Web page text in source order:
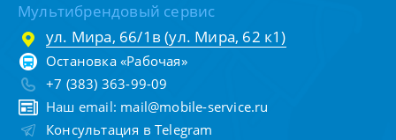
Мультибрендовый сервис
ул. Мира, 66/1в (ул. Мира, 62 к1)
Остановка «Рабочая»
+7 (383) 363-99-09
Наш email: mail@mobile-service.ru
Консультация в Telegram